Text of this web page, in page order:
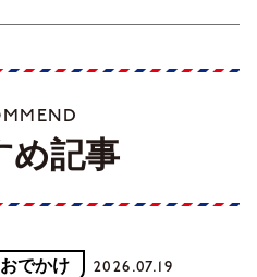
め記事
おでかけ 2026.07.19